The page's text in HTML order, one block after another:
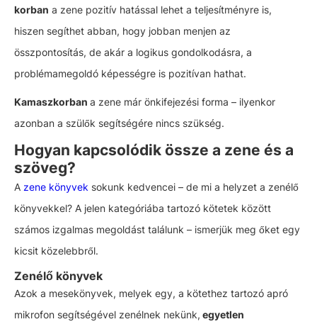
korban a zene pozitív hatással lehet a teljesítményre is,
hiszen segíthet abban, hogy jobban menjen az
összpontosítás, de akár a logikus gondolkodásra, a
problémamegoldó képességre is pozitívan hathat.
Kamaszkorban a zene már önkifejezési forma – ilyenkor
azonban a szülők segítségére nincs szükség.
Hogyan kapcsolódik össze a zene és a
szöveg?
A zene könyvek sokunk kedvencei – de mi a helyzet a zenélő
könyvekkel? A jelen kategóriába tartozó kötetek között
számos izgalmas megoldást találunk – ismerjük meg őket egy
kicsit közelebbről.
Zenélő könyvek
Azok a mesekönyvek, melyek egy, a kötethez tartozó apró
mikrofon segítségével zenélnek nekünk, egyetlen